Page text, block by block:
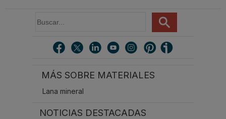
u
MÁS SOBRE MATERIALES
Lana mineral
NOTICIAS DESTACADAS